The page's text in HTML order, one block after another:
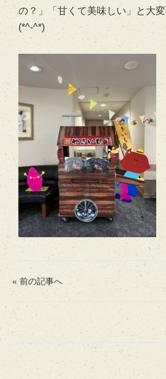
の？」「甘くて美味しい」と大
(*^-^*)
« 前の記事へ